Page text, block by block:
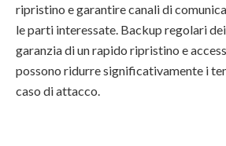
ripristino e garantire canali di
le parti interessate. Backup regolari
garanzia di un rapido ripristino e
possono ridurre significativamente i
caso di attacco.